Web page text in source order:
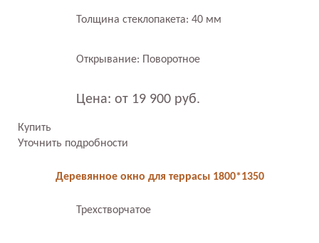
Толщина стеклопакета: 40 мм
Открывание: Поворотное
Цена: от 19 900 руб.
Купить
Уточнить подробности
Деревянное окно для террасы 1800*1350
Трехстворчатое